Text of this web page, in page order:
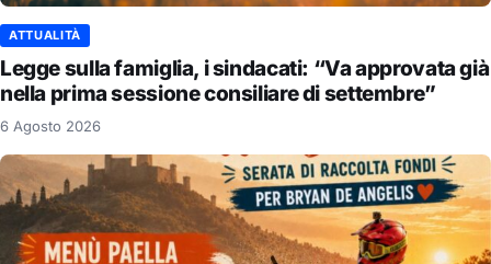
ATTUALITÀ
Legge sulla famiglia, i sindacati: “Va approvata già
nella prima sessione consiliare di settembre”
6 Agosto 2026